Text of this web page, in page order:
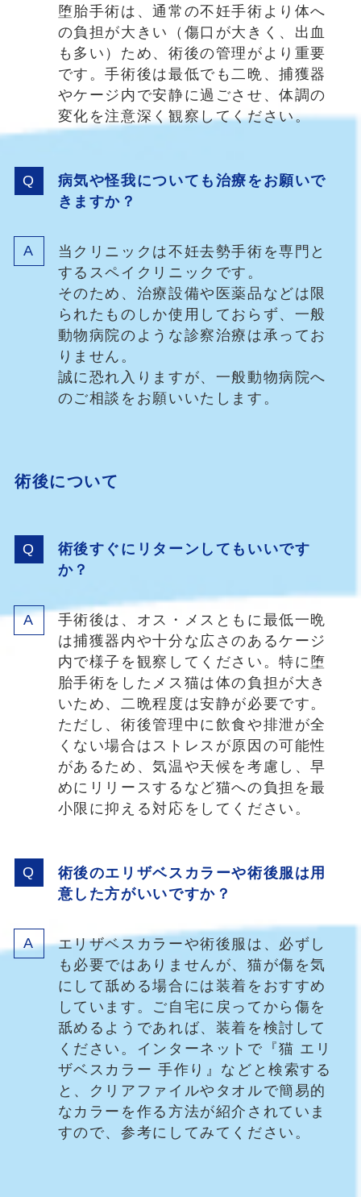
堕胎手術は、通常の不妊手術より体へ
の負担が大きい（傷口が大きく、出血
も多い）ため、術後の管理がより重要
です。手術後は最低でも二晩、捕獲器
やケージ内で安静に過ごさせ、体調の
変化を注意深く観察してください。
病気や怪我についても治療をお願いで
きますか？
当クリニックは不妊去勢手術を専門と
するスペイクリニックです。
そのため、治療設備や医薬品などは限
られたものしか使用しておらず、一般
動物病院のような診察治療は承ってお
りません。
誠に恐れ入りますが、一般動物病院へ
のご相談をお願いいたします。
術後について
術後すぐにリターンしてもいいです
か？
手術後は、オス・メスともに最低一晩
は捕獲器内や十分な広さのあるケージ
内で様子を観察してください。特に堕
胎手術をしたメス猫は体の負担が大き
いため、二晩程度は安静が必要です。
ただし、術後管理中に飲食や排泄が全
くない場合はストレスが原因の可能性
があるため、気温や天候を考慮し、早
めにリリースするなど猫への負担を最
小限に抑える対応をしてください。
術後のエリザベスカラーや術後服は用
意した方がいいですか？
エリザベスカラーや術後服は、必ずし
も必要ではありませんが、猫が傷を気
にして舐める場合には装着をおすすめ
しています。ご自宅に戻ってから傷を
舐めるようであれば、装着を検討して
ください。インターネットで『猫 エリ
ザベスカラー 手作り』などと検索する
と、クリアファイルやタオルで簡易的
なカラーを作る方法が紹介されていま
すので、参考にしてみてください。